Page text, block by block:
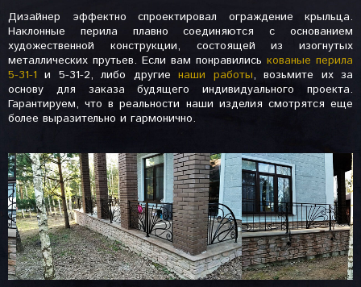
Дизайнер эффектно спроектировал ограждение крыльца.
Наклонные перила плавно соединяются с основанием
художественной конструкции, состоящей из изогнутых
металлических прутьев. Если вам понравились кованые перила
5-31-1 и 5-31-2, либо другиенаши работы, возьмите их за
основу для заказа будящего индивидуального проекта.
Гарантируем, что в реальности наши изделия смотрятся еще
более выразительно и гармонично.